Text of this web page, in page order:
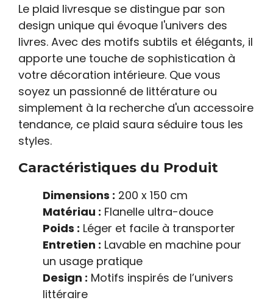
Le plaid livresque se distingue par son
design unique qui évoque l'univers des
livres. Avec des motifs subtils et élégants, il
apporte une touche de sophistication à
votre décoration intérieure. Que vous
soyez un passionné de littérature ou
simplement à la recherche d'un accessoire
tendance, ce plaid saura séduire tous les
styles.
Caractéristiques du Produit
Dimensions : 200 x 150 cm
Matériau : Flanelle ultra-douce
Poids : Léger et facile à transporter
Entretien : Lavable en machine pour
un usage pratique
Design : Motifs inspirés de l’univers
littéraire